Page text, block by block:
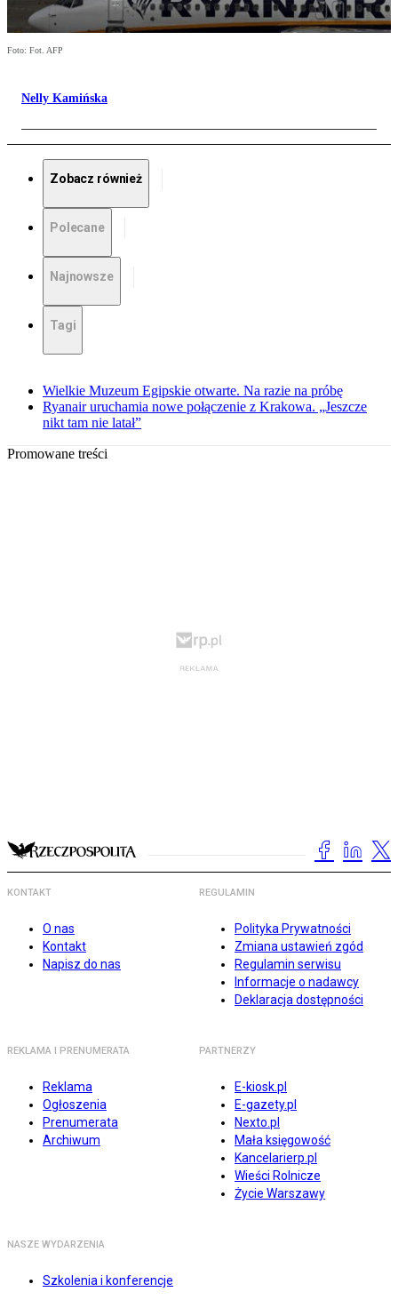
Foto: Fot. AFP
Nelly Kamińska
Zobacz również
Polecane
Najnowsze
Tagi
Wielkie Muzeum Egipskie otwarte. Na razie na próbę
Ryanair uruchamia nowe połączenie z Krakowa. „Jeszcze
nikt tam nie latał”
Promowane treści
KONTAKT
O nas
Kontakt
Napisz do nas
REGULAMIN
Polityka Prywatności
Zmiana ustawień zgód
Regulamin serwisu
Informacje o nadawcy
Deklaracja dostępności
REKLAMA I PRENUMERATA
Reklama
Ogłoszenia
Prenumerata
Archiwum
PARTNERZY
E-kiosk.pl
E-gazety.pl
Nexto.pl
Mała księgowość
Kancelarierp.pl
Wieści Rolnicze
Życie Warszawy
NASZE WYDARZENIA
Szkolenia i konferencje